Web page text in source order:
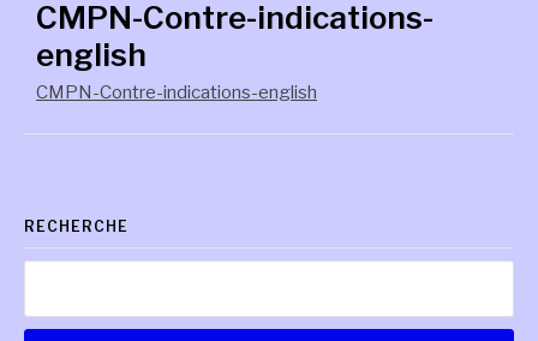
CMPN-Contre-indications-
english
CMPN-Contre-indications-english
RECHERCHE